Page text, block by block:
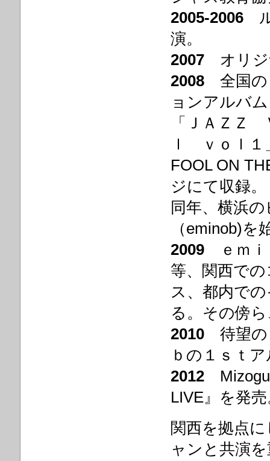
2005-2006
演。
2007 オリジ
2008 全国の
ョンアルバム
「ＪＡＺＺ
ｌ ｖｏｌ１
FOOL ON
ジにて収録。
同年、横浜
（eminob)を
2009 ｅｍｉ
等、関西で
ス、都内で
る。その傍
2010 待望の
ｂの１ｓｔ
2012
LIVE』を発
関西を拠点
ャンと共演